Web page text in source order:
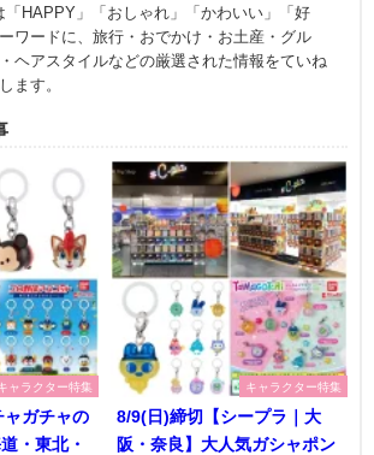
「HAPPY」「おしゃれ」「かわいい」「好
ワードに、旅行・おでかけ・お土産・グル
ヘアスタイルなどの厳選された情報をていね
ます。
ャラクター特集
ガチャの
・東北・
キャラクター特集
8/9(日)締切【シープラ｜大
阪・奈良】大人気ガシャポン